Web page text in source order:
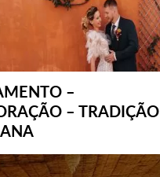
–
– TRADIÇÃO